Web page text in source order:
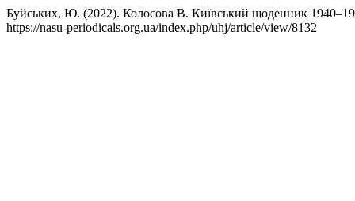
Буйських, Ю. (2022). Колосова В. Київський щоденник
https://nasu-periodicals.org.ua/index.php/uhj/article/view/8132